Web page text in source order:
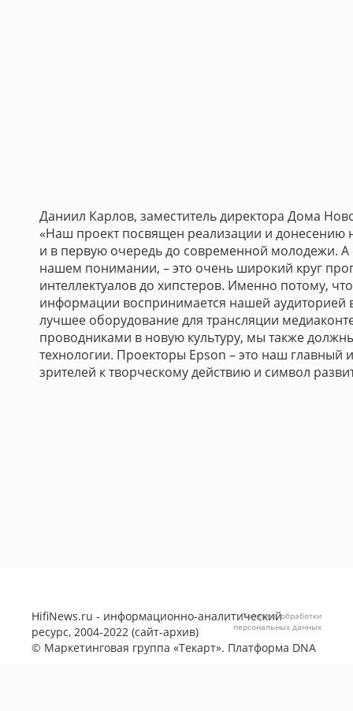
Даниил Карлов, заместитель директора Дома
«Наш проект посвящен реализации и донесению
и в первую очередь до современной молодежи.
нашем понимании, – это очень широкий круг
интеллектуалов до хипстеров. Именно потому,
информации воспринимается нашей аудиторией
лучшее оборудование для трансляции
проводниками в новую культуру, мы также
технологии. Проекторы Epson – это наш главный
зрителей к творческому действию и символ
HifiNews.ru - информационно-аналитический
ресурс, 2004-2022 (сайт-архив)
© Маркетинговая группа «Текарт». Платформа DNA
Политика обработки
персональных данных